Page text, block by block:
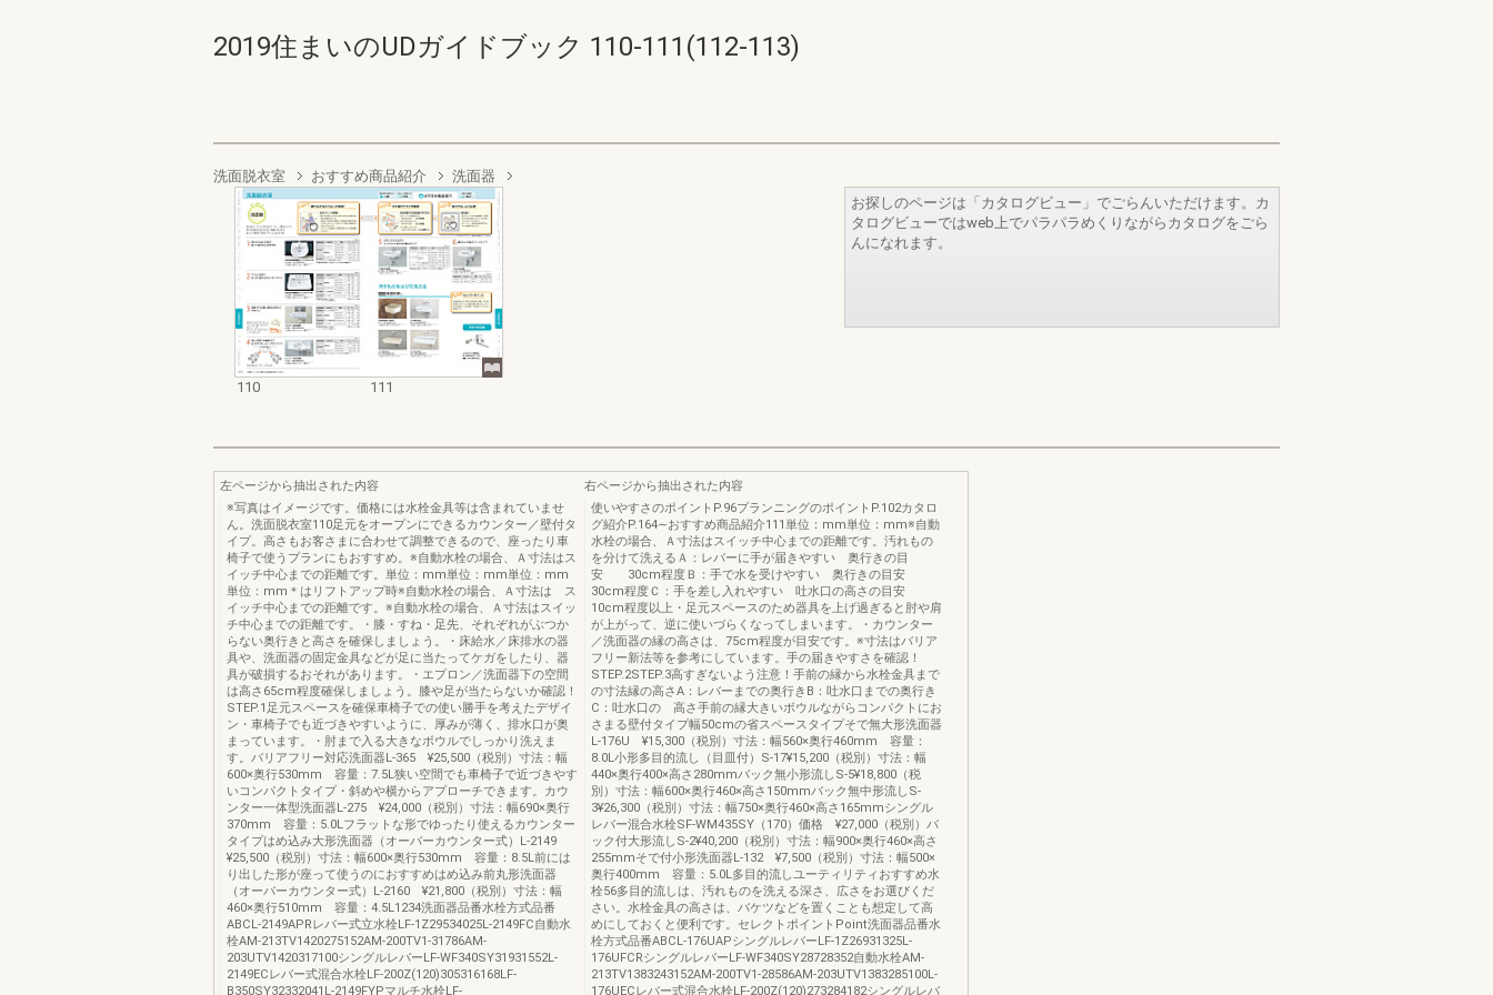
2019住まいのUDガイドブック 110-111(112-113)
洗面脱衣室 おすすめ商品紹介 洗面器
110 111
お探しのページは「カタログビュー」でごらんいただけます。カ
タログビューではweb上でパラパラめくりながらカタログをごら
んになれます。
左ページから抽出された内容
※写真はイメージです。価格には水栓金具等は含まれていませ
ん。洗面脱衣室110足元をオープンにできるカウンター／壁付タ
イプ。高さもお客さまに合わせて調整できるので、座ったり車
椅子で使うプランにもおすすめ。※自動水栓の場合、Ａ寸法はス
イッチ中心までの距離です。単位：mm単位：mm単位：mm
単位：mm＊はリフトアップ時※自動水栓の場合、Ａ寸法は ス
イッチ中心までの距離です。※自動水栓の場合、Ａ寸法はスイッ
チ中心までの距離です。・膝・すね・足先、それぞれがぶつか
らない奥行きと高さを確保しましょう。・床給水／床排水の器
具や、洗面器の固定金具などが足に当たってケガをしたり、器
具が破損するおそれがあります。・エプロン／洗面器下の空間
は高さ65cm程度確保しましょう。膝や足が当たらないか確認！
STEP.1足元スペースを確保車椅子での使い勝手を考えたデザイ
ン・車椅子でも近づきやすいように、厚みが薄く、排水口が奥
まっています。・肘まで入る大きなボウルでしっかり洗えま
す。バリアフリー対応洗面器L-365 ¥25,500（税別）寸法：幅
600×奥行530mm 容量：7.5L狭い空間でも車椅子で近づきやす
いコンパクトタイプ・斜めや横からアプローチできます。カウ
ンター一体型洗面器L-275 ¥24,000（税別）寸法：幅690×奥行
370mm 容量：5.0Lフラットな形でゆったり使えるカウンター
タイプはめ込み大形洗面器（オーバーカウンター式）L-2149
¥25,500（税別）寸法：幅600×奥行530mm 容量：8.5L前には
り出した形が座って使うのにおすすめはめ込み前丸形洗面器
（オーバーカウンター式）L-2160 ¥21,800（税別）寸法：幅
460×奥行510mm 容量：4.5L1234洗面器品番水栓方式品番
ABCL-2149APRレバー式立水栓LF-1Z29534025L-2149FC自動水
栓AM-213TV1420275152AM-200TV1-31786AM-
203UTV1420317100シングルレバーLF-WF340SY31931552L-
2149ECレバー式混合水栓LF-200Z(120)305316168LF-
B350SY32332041L-2149FYPマルチ水栓LF-
右ページから抽出された内容
使いやすさのポイントP.96プランニングのポイントP.102カタロ
グ紹介P.164∼おすすめ商品紹介111単位：mm単位：mm※自動
水栓の場合、Ａ寸法はスイッチ中心までの距離です。汚れもの
を分けて洗えるＡ：レバーに手が届きやすい 奥行きの目
安 30cm程度Ｂ：手で水を受けやすい 奥行きの目安
30cm程度Ｃ：手を差し入れやすい 吐水口の高さの目安
10cm程度以上・足元スペースのため器具を上げ過ぎると肘や肩
が上がって、逆に使いづらくなってしまいます。・カウンター
／洗面器の縁の高さは、75cm程度が目安です。※寸法はバリア
フリー新法等を参考にしています。手の届きやすさを確認！
STEP.2STEP.3高すぎないよう注意！手前の縁から水栓金具まで
の寸法縁の高さA：レバーまでの奥行きB：吐水口までの奥行き
C：吐水口の 高さ手前の縁大きいボウルながらコンパクトにお
さまる壁付タイプ幅50cmの省スペースタイプそで無大形洗面器
L-176U ¥15,300（税別）寸法：幅560×奥行460mm 容量：
8.0L小形多目的流し（目皿付）S-17¥15,200（税別）寸法：幅
440×奥行400×高さ280mmバック無小形流しS-5¥18,800（税
別）寸法：幅600×奥行460×高さ150mmバック無中形流しS-
3¥26,300（税別）寸法：幅750×奥行460×高さ165mmシングル
レバー混合水栓SF-WM435SY（170）価格 ¥27,000（税別）バ
ック付大形流しS-2¥40,200（税別）寸法：幅900×奥行460×高さ
255mmそで付小形洗面器L-132 ¥7,500（税別）寸法：幅500×
奥行400mm 容量：5.0L多目的流しユーティリティおすすめ水
栓56多目的流しは、汚れものを洗える深さ、広さをお選びくだ
さい。水栓金具の高さは、バケツなどを置くことも想定して高
めにしておくと便利です。セレクトポイントPoint洗面器品番水
栓方式品番ABCL-176UAPシングルレバーLF-1Z26931325L-
176UFCRシングルレバーLF-WF340SY28728352自動水栓AM-
213TV1383243152AM-200TV1-28586AM-203UTV1383285100L-
176UECレバー式混合水栓LF-200Z(120)273284182シングルレバ